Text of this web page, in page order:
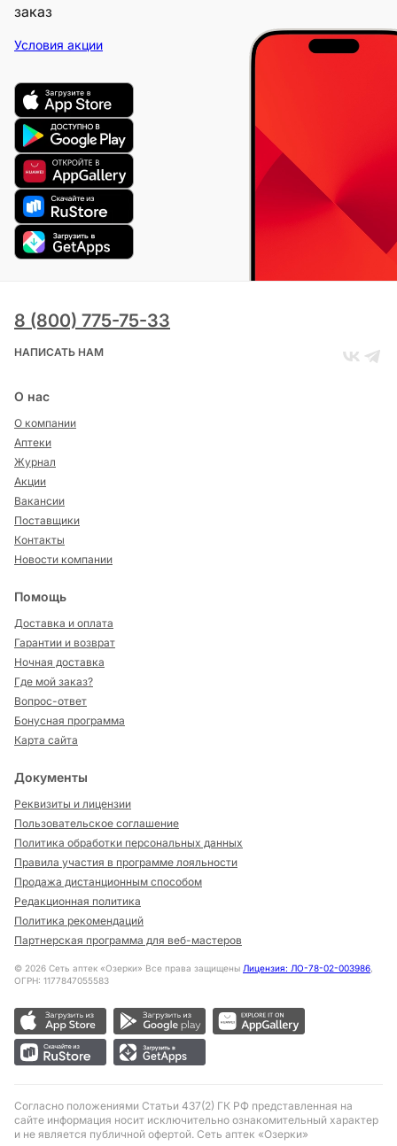
заказ
Условия акции
8 (800) 775-75-33
НАПИСАТЬ НАМ
О нас
О компании
Аптеки
Журнал
Акции
Вакансии
Поставщики
Контакты
Новости компании
Помощь
Доставка и оплата
Гарантии и возврат
Ночная доставка
Где мой заказ?
Вопрос-ответ
Бонусная программа
Карта сайта
Документы
Реквизиты и лицензии
Пользовательское соглашение
Политика обработки персональных данных
Правила участия в программе лояльности
Продажа дистанционным способом
Редакционная политика
Политика рекомендаций
Партнерская программа для веб-мастеров
© 2026 Сеть аптек «Озерки» Все права защищены Лицензия: ЛО-78-02-003986,
ОГРН: 1177847055583
Согласно положениями Статьи 437(2) ГК РФ представленная на
сайте информация носит исключительно ознакомительный характер
и не является публичной офертой. Сеть аптек «Озерки»